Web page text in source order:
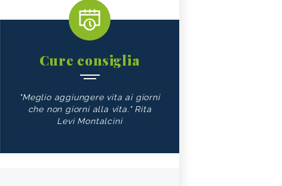
Cure consiglia
"Meglio aggiungere vita ai giorni
che non giorni alla vita." Rita
Levi Montalcini